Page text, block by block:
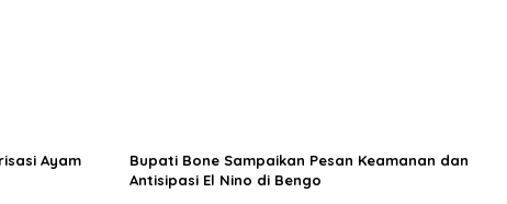
Ayam
Bupati Bone Sampaikan Pesan Keamanan dan
Antisipasi El Nino di Bengo